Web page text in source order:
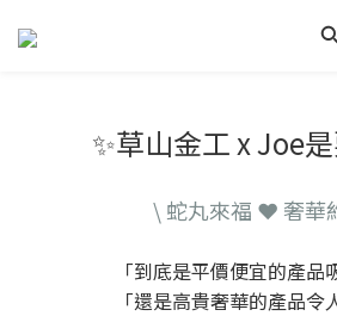
✨草山金工 x Joe
\ 蛇丸來福 ❤️ 奢華
「到底是平價便宜的產品
「還是高貴奢華的產品令